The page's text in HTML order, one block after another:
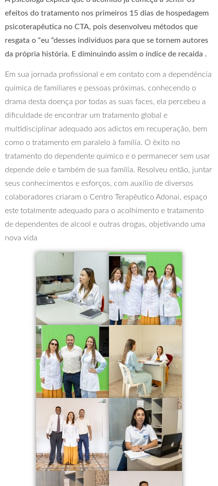
efeitos do tratamento nos primeiros 15 dias de hospedagem
psicoterapêutica no CTA, pois desenvolveu métodos que
resgata o “eu “desses indivíduos para que se tornem autores
da própria história. E diminuindo assim o índice de recaida .
Em sua jornada profissional e em contato com a dependência
química de familiares e pessoas próximas, conhecendo o
drama desta doença por todas as suas faces, ela percebeu a
dificuldade de encontrar um tratamento global e
multidisciplinar adequado aos adictos em recuperação, bem
como o tratamento em paralelo à família. O êxito no
tratamento do dependente químico e o permanecer sem usar
depende dele e também de sua família. Resolveu então, juntar
seus conhecimentos e esforços, com auxílio de diversos
colaboradores criaram o Centro Terapêutico Adonai, espaço
este totalmente adequado para o acolhimento e tratamento
de dependentes de alcool e outras drogas, objetivando uma
nova vida